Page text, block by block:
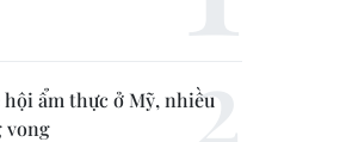
hội ẩm thực ở Mỹ, nhiều
vong